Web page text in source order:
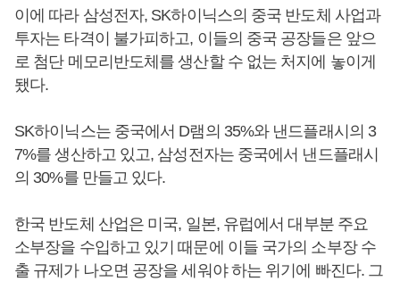
이에 따라 삼성전자, SK하이닉스의 중국 반도체 사업과
투자는 타격이 불가피하고, 이들의 중국 공장들은 앞으
로 첨단 메모리반도체를 생산할 수 없는 처지에 놓이게
됐다.
SK하이닉스는 중국에서 D램의 35%와 낸드플래시의 3
7%를 생산하고 있고, 삼성전자는 중국에서 낸드플래시
의 30%를 만들고 있다.
한국 반도체 산업은 미국, 일본, 유럽에서 대부분 주요
소부장을 수입하고 있기 때문에 이들 국가의 소부장 수
출 규제가 나오면 공장을 세워야 하는 위기에 빠진다. 그